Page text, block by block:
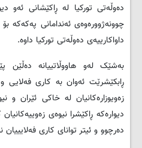
دەوڵەتی تورکیا لە ڕاکێشانی ئەو
چوونەژوورەوەی ئەندامانی پەکەکە
داواکارییەی دەوڵەتی تورکیا داوە.
بەشێک لەو هاووڵاتییانە دەڵێن
ڕابکێشرێت ئەوان بە کاری فەلایی
زەویوزارەکانیان لە خاکی ئێران
دیوارەکە ڕاکێشرا نیوەی
دەرچوو و ئیتر توانای کاری فەلایییان